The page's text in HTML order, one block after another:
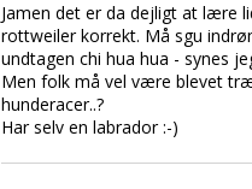
Jamen det er da dejligt at lære
rottweiler korrekt. Må sgu
undtagen chi hua hua - synes
Men folk må vel være blevet
hunderacer..?
Har selv en labrador :-)